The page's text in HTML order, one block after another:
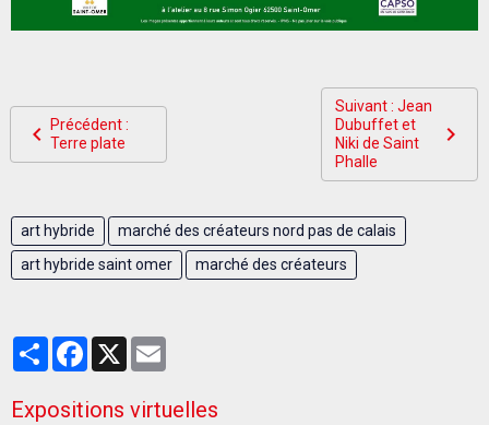
Précédent :
Terre plate
Suivant : Jean
Dubuffet et
Niki de Saint
Phalle
art hybride
marché des créateurs nord pas de calais
art hybride saint omer
marché des créateurs
PartagerFacebook
X
Expositions virtuelles